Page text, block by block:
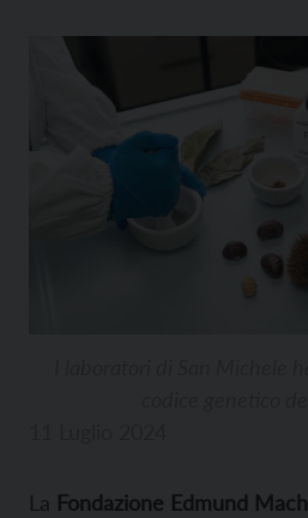
La Fondazione Edmund Mach